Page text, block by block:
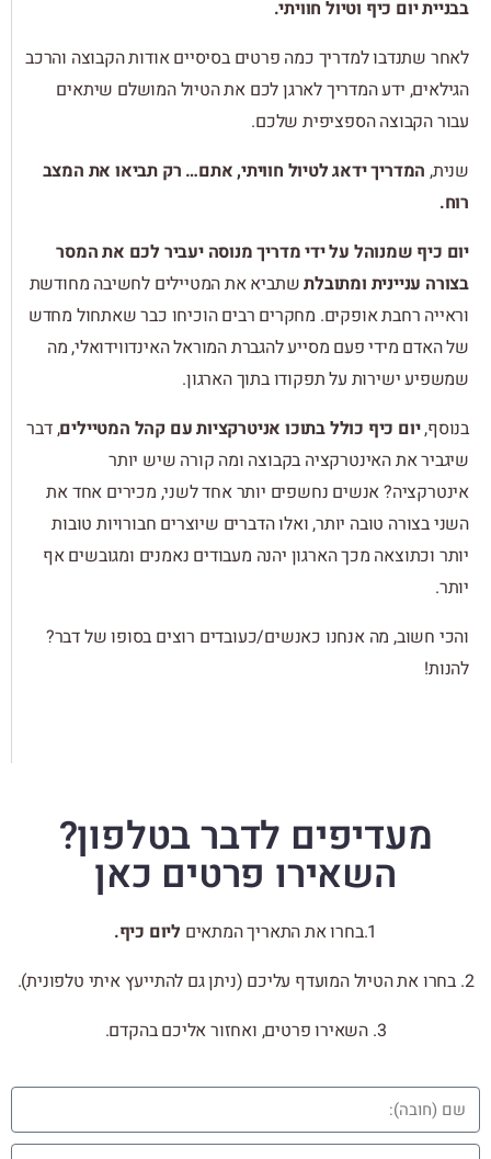
בבניית יום כיף וטיול חוויתי.
לאחר שתנדבו למדריך כמה פרטים בסיסיים אודות הקבוצה והרכב
הגילאים, ידע המדריך לארגן לכם את הטיול המושלם שיתאים
עבור הקבוצה הספציפית שלכם.
שנית, המדריך ידאג לטיול חוויתי, אתם… רק תביאו את המצב
רוח.
יום כיף שמנוהל על ידי מדריך מנוסה יעביר לכם את המסר
בצורה עניינית ומתובלתשתביא את המטיילים לחשיבה מחודשת
וראייה רחבת אופקים. מחקרים רבים הוכיחו כבר שאתחול מחדש
של האדם מידי פעם מסייע להגברת המוראל האינדווידואלי, מה
שמשפיע ישירות על תפקודו בתוך הארגון.
בנוסף,יום כיף כולל בתוכו אניטרקציות עם קהל המטיילים, דבר
שיגביר את האינטרקציה בקבוצה ומה קורה שיש יותר
אינטרקציה? אנשים נחשפים יותר אחד לשני, מכירים אחד את
השני בצורה טובה יותר, ואלו הדברים שיוצרים חבורויות טובות
יותר וכתוצאה מכך הארגון יהנה מעבודים נאמנים ומגובשים אף
יותר.
והכי חשוב, מה אנחנו כאנשים/כעובדים רוצים בסופו של דבר?
להנות!
מעדיפים לדבר בטלפון?
השאירו פרטים כאן
1.בחרו את התאריך המתאים
ליום כיף.
2. בחרו את הטיול המועדף עליכם (ניתן גם להתייעץ איתי טלפונית).
3. השאירו פרטים, ואחזור אליכם בהקדם.